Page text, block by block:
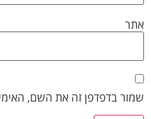
אתר
שמור בדפדפן זה את השם,